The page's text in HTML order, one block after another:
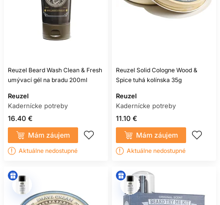
Reuzel Beard Wash Clean & Fresh
umývací gél na bradu 200ml
Reuzel
Kadernícke potreby
16.40 €
Mám záujem
Aktuálne nedostupné
Reuzel Solid Cologne Wood &
Spice tuhá kolínska 35g
Reuzel
Kadernícke potreby
11.10 €
Mám záujem
Aktuálne nedostupné